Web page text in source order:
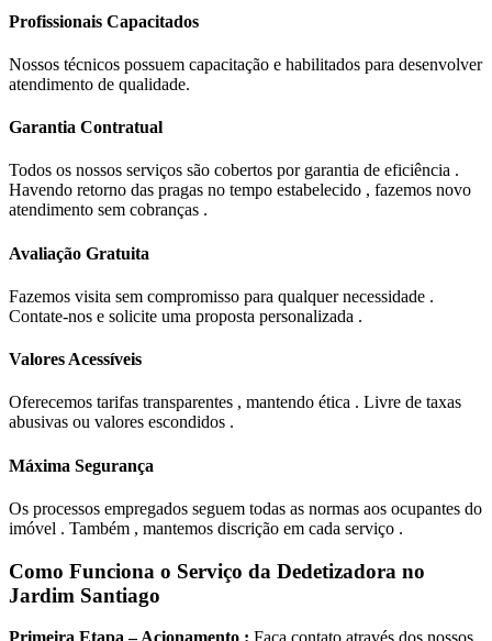
Profissionais Capacitados
Nossos técnicos possuem capacitação e habilitados para desenvolver
atendimento de qualidade.
Garantia Contratual
Todos os nossos serviços são cobertos por garantia de eficiência .
Havendo retorno das pragas no tempo estabelecido , fazemos novo
atendimento sem cobranças .
Avaliação Gratuita
Fazemos visita sem compromisso para qualquer necessidade .
Contate-nos e solicite uma proposta personalizada .
Valores Acessíveis
Oferecemos tarifas transparentes , mantendo ética . Livre de taxas
abusivas ou valores escondidos .
Máxima Segurança
Os processos empregados seguem todas as normas aos ocupantes do
imóvel . Também , mantemos discrição em cada serviço .
Como Funciona o Serviço da Dedetizadora no
Jardim Santiago